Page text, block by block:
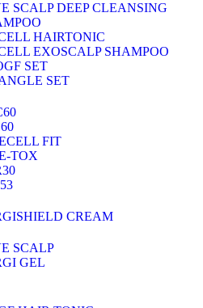
SCALP DEEP CLEANSING
HAIRTONIC
EXOSCALP SHAMPOO
SET
SET
FIT
TOX
CREAM
SCALP
GEL